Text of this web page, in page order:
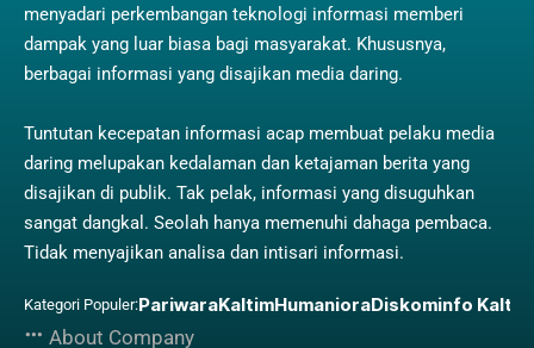
menyadari perkembangan teknologi informasi memberi
dampak yang luar biasa bagi masyarakat. Khususnya,
berbagai informasi yang disajikan media daring.
Tuntutan kecepatan informasi acap membuat pelaku media
daring melupakan kedalaman dan ketajaman berita yang
disajikan di publik. Tak pelak, informasi yang disuguhkan
sangat dangkal. Seolah hanya memenuhi dahaga pembaca.
Tidak menyajikan analisa dan intisari informasi.
Kategori Populer:PariwaraKaltimHumanioraDiskominfo Kaltim
About Company